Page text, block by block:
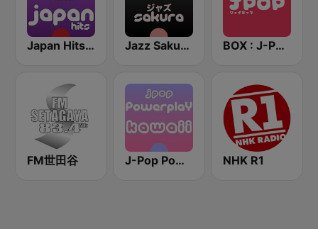
Japan Hits - Asia DREAM Radio Jazz Sakura - asia DREAM radio BOX : J-POP Radio - ジェイポップ 無線
FM世田谷 J-Pop Powerplay Kawaii NHK R1